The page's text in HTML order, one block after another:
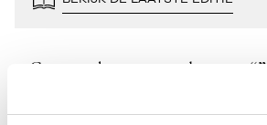
Geen resultaten gevonden voor “”.